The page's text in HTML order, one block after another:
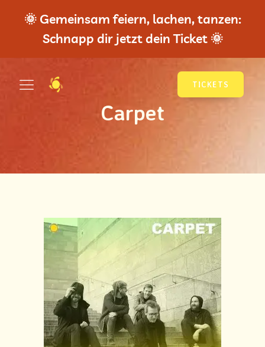
🌞 Gemeinsam feiern, lachen, tanzen:
Schnapp dir jetzt dein Ticket 🌞
TICKETS
Carpet